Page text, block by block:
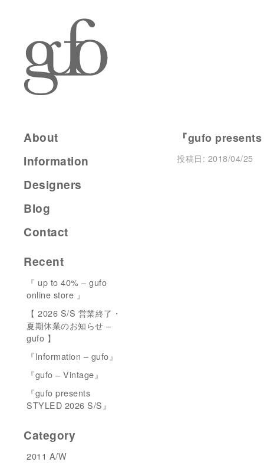
『gufo
投稿日: 2018/04/25
About
Information
Designers
Blog
Contact
Recent
『 up to 40% – gufo
online store 』
【 2026 S/S 営業終了・
夏期休業のお知らせ –
gufo 】
『Information – gufo』
『gufo – Vintage』
『gufo presents
STYLED 2026 S/S』
Category
2011 A/W